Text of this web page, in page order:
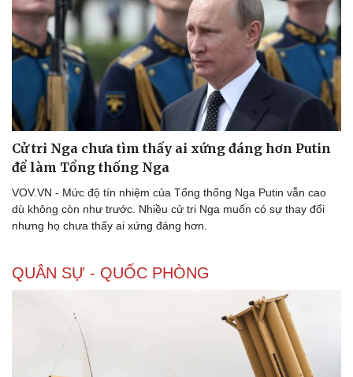
Doanh nghiệp
Doanh nghiệp 24h
Doanh nhân
Công nghệ
Trải nghiệm
Chuyển đổi số
Cử tri Nga chưa tìm thấy ai xứng đáng hơn Putin
để làm Tổng thống Nga
VOV.VN - Mức độ tín nhiệm của Tổng thống Nga Putin vẫn cao
dù không còn như trước. Nhiều cử tri Nga muốn có sự thay đổi
nhưng họ chưa thấy ai xứng đáng hơn.
QUÂN SỰ - QUỐC PHÒNG